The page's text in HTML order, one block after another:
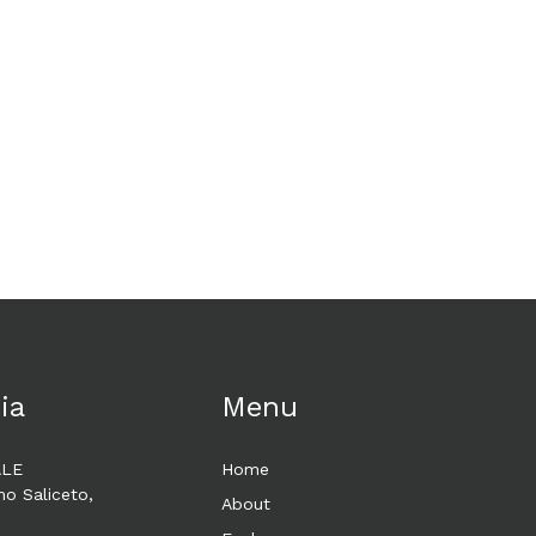
Saliceto,
Menu
Home
About